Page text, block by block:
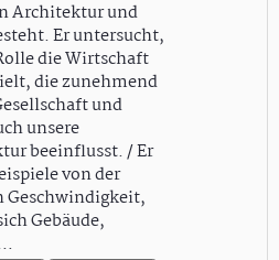
Architektur und
Er untersucht,
die Wirtschaft
die zunehmend
und
unsere
beeinflusst. / Er
von der
Geschwindigkeit,
Gebäude,